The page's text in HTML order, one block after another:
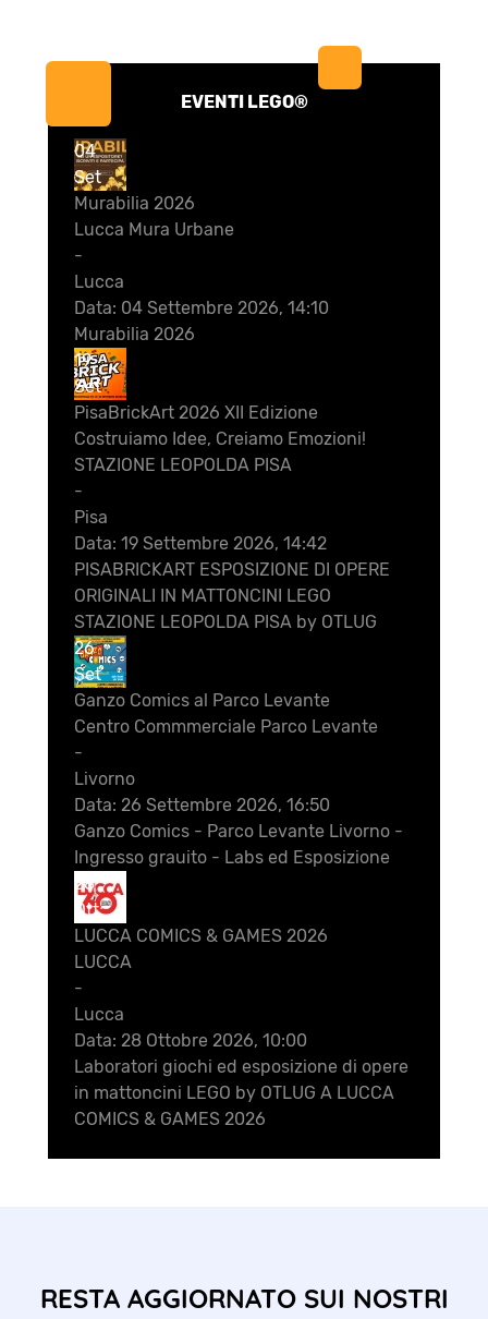
EVENTI LEGO®
04
Set
Murabilia 2026
Lucca Mura Urbane
-
Lucca
Data: 04 Settembre 2026, 14:10
Murabilia 2026
19
Set
PisaBrickArt 2026 XII Edizione
Costruiamo Idee, Creiamo Emozioni!
STAZIONE LEOPOLDA PISA
-
Pisa
Data: 19 Settembre 2026, 14:42
PISABRICKART ESPOSIZIONE DI OPERE
ORIGINALI IN MATTONCINI LEGO
STAZIONE LEOPOLDA PISA by OTLUG
26
Set
Ganzo Comics al Parco Levante
Centro Commmerciale Parco Levante
-
Livorno
Data: 26 Settembre 2026, 16:50
Ganzo Comics - Parco Levante Livorno -
Ingresso grauito - Labs ed Esposizione
28
Ott
LUCCA COMICS & GAMES 2026
LUCCA
-
Lucca
Data: 28 Ottobre 2026, 10:00
Laboratori giochi ed esposizione di opere
in mattoncini LEGO by OTLUG A LUCCA
COMICS & GAMES 2026
RESTA AGGIORNATO SUI NOSTRI